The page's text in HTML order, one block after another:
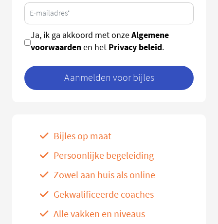
Ja, ik ga akkoord met onzeAlgemene
voorwaardenen het Privacy beleid.
Aanmelden voor bijles
Bijles op maat
Persoonlijke begeleiding
Zowel aan huis als online
Gekwalificeerde coaches
Alle vakken en niveaus